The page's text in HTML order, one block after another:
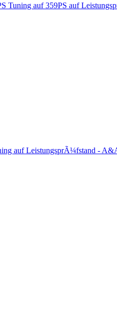
Tuning auf 359PS auf
auf LeistungsprÃ¼fstand -